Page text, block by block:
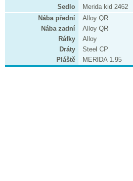
Sedlo
Merida kid 2462
Nába přední
Alloy QR
Nába zadní
Alloy QR
Ráfky
Alloy
Dráty
Steel CP
Pláště
MERIDA 1.95